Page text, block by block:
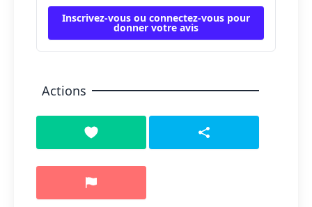
Inscrivez-vous ou connectez-vous pour
donner votre avis
Actions